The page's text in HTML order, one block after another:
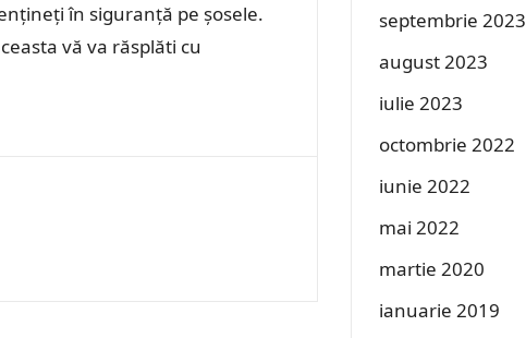
în siguranță pe șosele.
vă va răsplăti cu
septembrie 2023
august 2023
iulie 2023
octombrie 2022
iunie 2022
mai 2022
martie 2020
ianuarie 2019